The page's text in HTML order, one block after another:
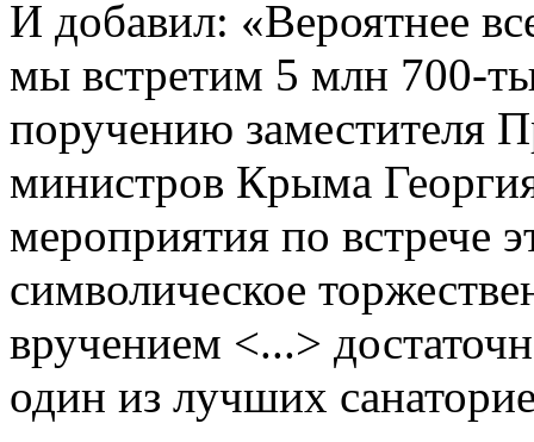
И добавил: «Вероятнее
мы встретим 5 млн 700-
поручению заместителя
министров Крыма
мероприятия по встрече
символическое
вручением <...>
один из лучших